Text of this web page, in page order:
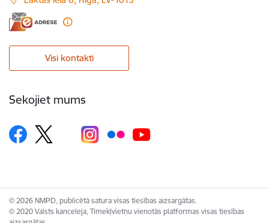
Visi kontakti
Sekojiet mums
© 2026 NMPD, publicētā satura visas tiesības aizsargātas.
© 2020 Valsts kanceleja, Tīmekļvietņu vienotās platformas visas tiesības